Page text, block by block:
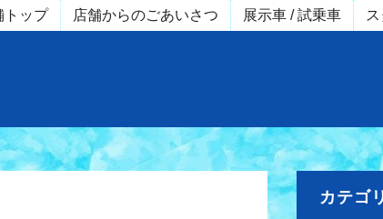
トップ 店舗からのごあいさつ 展示車 / 試乗車
カテゴ